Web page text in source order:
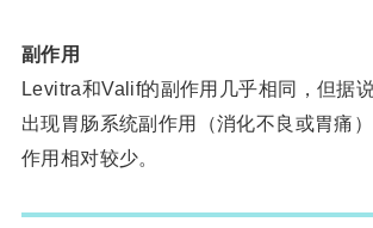
副作用
Levitra和Valif的副作用几乎相同，但据
出现胃肠系统副作用（消化不良或胃痛
作用相对较少。